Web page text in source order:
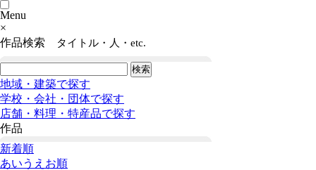
Menu
×
作品検索
タイトル・人・etc.
地域・建築で探す
学校・会社・団体で探す
店舗・料理・特産品で探す
作品
新着順
あいうえお順